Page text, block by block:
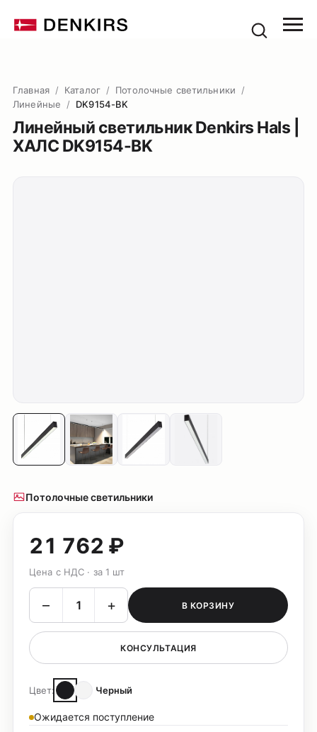
Главная / Каталог / Потолочные светильники
/
Линейные
/ DK9154-BK
Линейный светильник Denkirs Hals |
ХАЛС DK9154-BK
Потолочные светильники
21 762 ₽
Цена с НДС · за 1 шт
– + В КОРЗИНУ
КОНСУЛЬТАЦИЯ
Цвет: Черный
Ожидается поступление